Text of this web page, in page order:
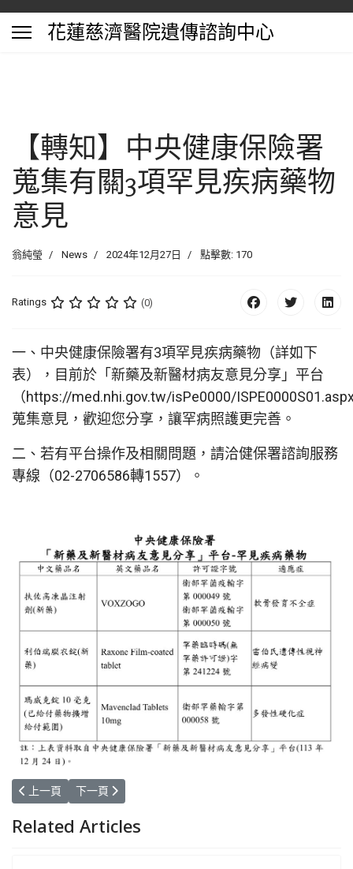
花蓮慈濟醫院遺傳諮詢中心
【轉知】中央健康保險署
蒐集有關3項罕見疾病藥物
意見
翁純瑩 News 2024年12月27日 點擊數: 170
Ratings (0)
一、中央健康保險署有3項罕見疾病藥物（詳如下
表），目前於「新藥及新醫材病友意見分享」平台
（https://med.nhi.gov.tw/isPe0000/
蒐集意見，歡迎您分享，讓罕病照護更完善。
二、若有平台操作及相關問題，請洽健保署諮詢服務
專線（02-2706586轉1557）。
上一篇文章: 花蓮慈濟醫院遺傳諮詢中心誠徵專任臨床/諮商心理師
上一頁 下一篇文章: 【轉知】中央健康保險署蒐集有關「Bylvay
下一頁
Related Articles